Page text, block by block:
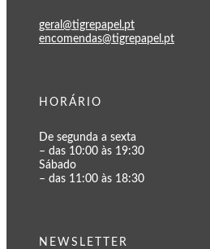
geral@tigrepapel.pt
encomendas@tigrepapel.pt
HORÁRIO
De segunda a sexta
– das 10:00 às 19:30
Sábado
– das 11:00 às 18:30
NEWSLETTER